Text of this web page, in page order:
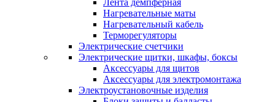
Лента демпферная
Нагревательные маты
Нагревательный кабель
Терморегуляторы
Электрические счетчики
Электрические щитки, шкафы, боксы
Аксессуары для щитов
Аксессуары для электромонтажа
Электроустановочные изделия